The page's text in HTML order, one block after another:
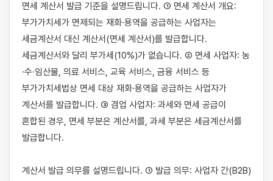
면세 계산서 발급 기준을 설명드립니다. ① 면세 계산서 개요:
부가가치세가 면제되는 재화·용역을 공급하는 사업자는
세금계산서 대신 계산서(면세 계산서)를 발급합니다.
세금계산서와 달리 부가세(10%)가 없습니다. ② 면세 사업자: 농
·수·임산물, 의료 서비스, 교육 서비스, 금융 서비스 등
부가가치세법상 면세 대상 재화·용역을 공급하는 사업자가
계산서를 발급합니다. ③ 겸업 사업자: 과세와 면세 공급이
혼합된 경우, 면세 부분은 계산서를, 과세 부분은 세금계산서를
발급합니다.
계산서 발급 의무를 설명드립니다. ① 발급 의무: 사업자 간(B2B)